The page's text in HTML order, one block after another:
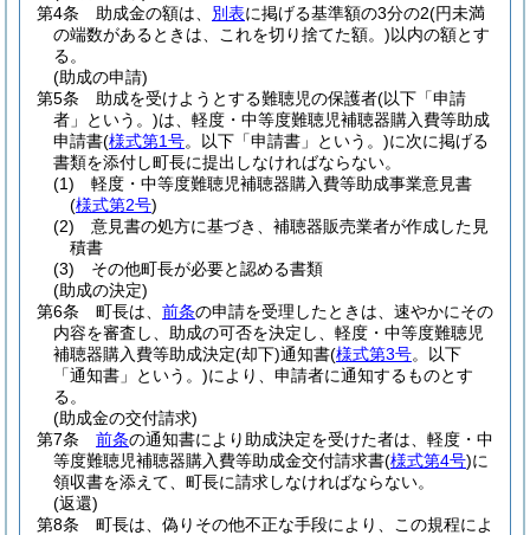
第4条
助成金の額は、 別表に掲げる基準額の3分の2(円未満
の端数があるときは、これを切り捨てた額。)以内の額とす
る。
(助成の申請)
第5条
助成を受けようとする難聴児の保護者(以下「申請
者」という。)は、軽度・中等度難聴児補聴器購入費等助成
申請書(様式第1号。以下「申請書」という。)に次に掲げる
書類を添付し町長に提出しなければならない。
(1)
軽度・中等度難聴児補聴器購入費等助成事業意見書
(様式第2号)
(2)
意見書の処方に基づき、補聴器販売業者が作成した見
積書
(3)
その他町長が必要と認める書類
(助成の決定)
第6条
町長は、 前条の申請を受理したときは、速やかにその
内容を審査し、助成の可否を決定し、軽度・中等度難聴児
補聴器購入費等助成決定(却下)通知書(様式第3号。以下
「通知書」という。)により、申請者に通知するものとす
る。
(助成金の交付請求)
第7条
前条の通知書により助成決定を受けた者は、軽度・中
等度難聴児補聴器購入費等助成金交付請求書(様式第4号)に
領収書を添えて、町長に請求しなければならない。
(返還)
第8条
町長は、偽りその他不正な手段により、この規程によ